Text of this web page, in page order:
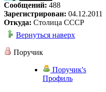
Сообщений: 488
Зарегистрирован: 04.12.2011
Откуда: Столица СССР
Вернуться наверх
Поручик
Поручик's
Профиль